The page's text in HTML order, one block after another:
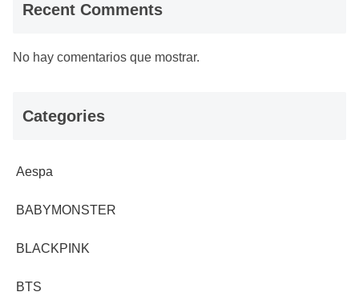
Recent Comments
No hay comentarios que mostrar.
Categories
Aespa
BABYMONSTER
BLACKPINK
BTS